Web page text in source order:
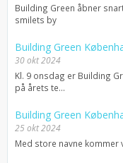
Building Green åbner
smilets by
Building Green
30 okt 2024
Kl. 9 onsdag er Building
på årets te...
Building Green
25 okt 2024
Med store navne